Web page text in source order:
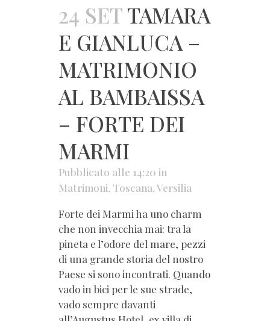
24 SETTAMARA
E GIANLUCA –
MATRIMONIO
AL BAMBAISSA
– FORTE DEI
MARMI
Pubblicato alle 14:20 in
Matrimoni, Toscana,Versilia
Forte dei Marmi ha uno charm
che non invecchia mai: tra la
pineta e l’odore del mare, pezzi
di una grande storia del nostro
Paese si sono incontrati. Quando
vado in bici per le sue strade,
vado sempre davanti